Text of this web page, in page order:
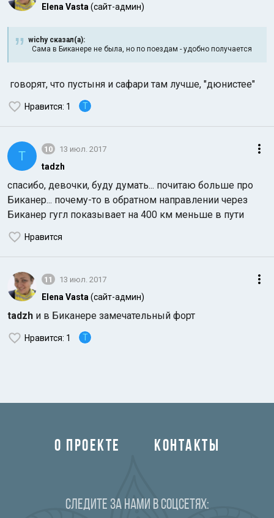
Elena Vasta (сайт-админ)
wichy сказал(а):
Сама в Биканере не была, но по поездам - удобно получается
говорят, что пустыня и сафари там лучше, "дюнистее"
Нравится: 1 T
T 10 13 июл. 2017
tadzh
спасибо, девочки, буду думать... почитаю больше про
Биканер... почему-то в обратном направлении через
Биканер гугл показывает на 400 км меньше в пути
Нравится
11 13 июл. 2017
Elena Vasta (сайт-админ)
tadzh и в Биканере замечательный форт
Нравится: 1 T
О ПРОЕКТЕ КОНТАКТЫ
Следите за нами в соцсетях: